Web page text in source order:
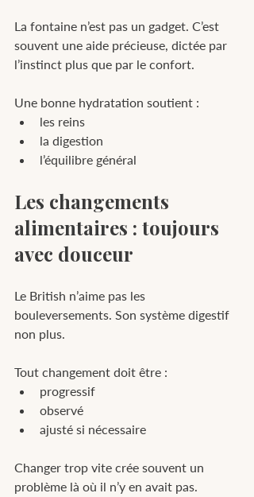
La fontaine n’est pas un gadget. C’est
souvent une aide précieuse, dictée par
l’instinct plus que par le confort.
Une bonne hydratation soutient :
les reins
la digestion
l’équilibre général
Les changements
alimentaires : toujours
avec douceur
Le British n’aime pas les
bouleversements. Son système digestif
non plus.
Tout changement doit être :
progressif
observé
ajusté si nécessaire
Changer trop vite crée souvent un
problème là où il n’y en avait pas.